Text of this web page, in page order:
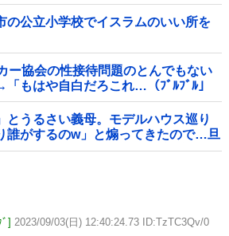
の公立小学校でイスラムのいい所を
ー協会の性接待問題のとんでもない
もはや自白だろこれ…（ﾌﾞﾙﾌﾞﾙ」
とうるさい義母。モデルハウス巡り
誰がするのw」と煽ってきたので…旦
義母オロオロｗｗ←嫌味を逆手にと
] 2023/09/03(日) 12:40:24.73 ID:TzTC3Qv/0